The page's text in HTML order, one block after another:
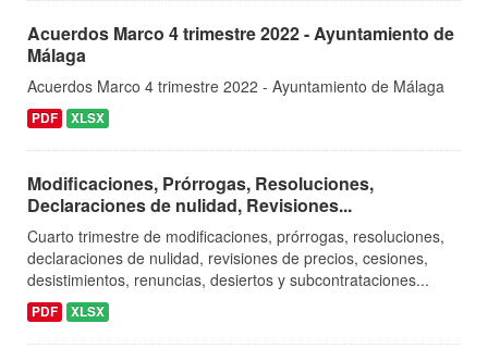
Acuerdos Marco 4 trimestre 2022 - Ayuntamiento de
Málaga
Acuerdos Marco 4 trimestre 2022 - Ayuntamiento de Málaga
PDF XLSX
Modificaciones, Prórrogas, Resoluciones,
Declaraciones de nulidad, Revisiones...
Cuarto trimestre de modificaciones, prórrogas, resoluciones,
declaraciones de nulidad, revisiones de precios, cesiones,
desistimientos, renuncias, desiertos y subcontrataciones...
PDF XLSX